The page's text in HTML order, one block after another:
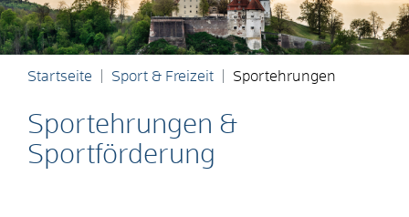
Startseite Sport & Freizeit Sportehrungen
Sportehrungen &
Sportförderung